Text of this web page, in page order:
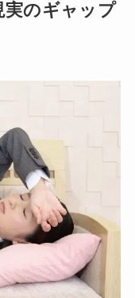
実のギャップ